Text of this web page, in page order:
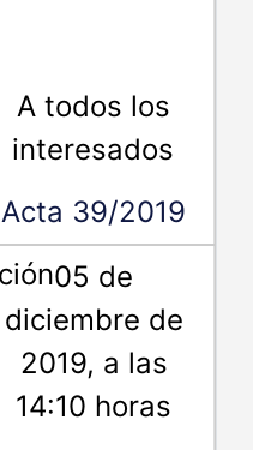
A todos los
interesados
Acta 39/2019
05 de
diciembre de
2019, a las
14:10 horas